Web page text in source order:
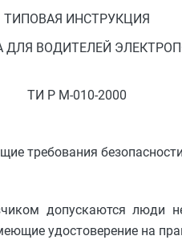
ТИПОВАЯ ИНСТРУКЦИЯ
ДЛЯ ВОДИТЕЛЕЙ
ТИ Р М-010-2000
требования безопасности
допускаются
удостоверение на